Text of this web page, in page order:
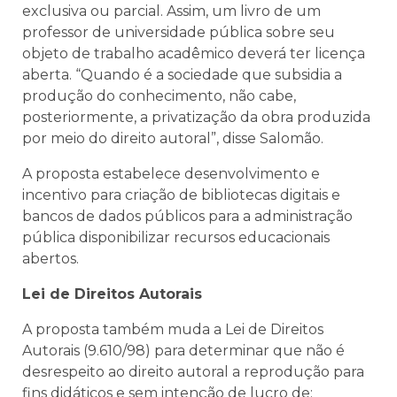
exclusiva ou parcial. Assim, um livro de um
professor de universidade pública sobre seu
objeto de trabalho acadêmico deverá ter licença
aberta. “Quando é a sociedade que subsidia a
produção do conhecimento, não cabe,
posteriormente, a privatização da obra produzida
por meio do direito autoral”, disse Salomão.
A proposta estabelece desenvolvimento e
incentivo para criação de bibliotecas digitais e
bancos de dados públicos para a administração
pública disponibilizar recursos educacionais
abertos.
Lei de Direitos Autorais
A proposta também muda a Lei de Direitos
Autorais (9.610/98) para determinar que não é
desrespeito ao direito autoral a reprodução para
fins didáticos e sem intenção de lucro de: